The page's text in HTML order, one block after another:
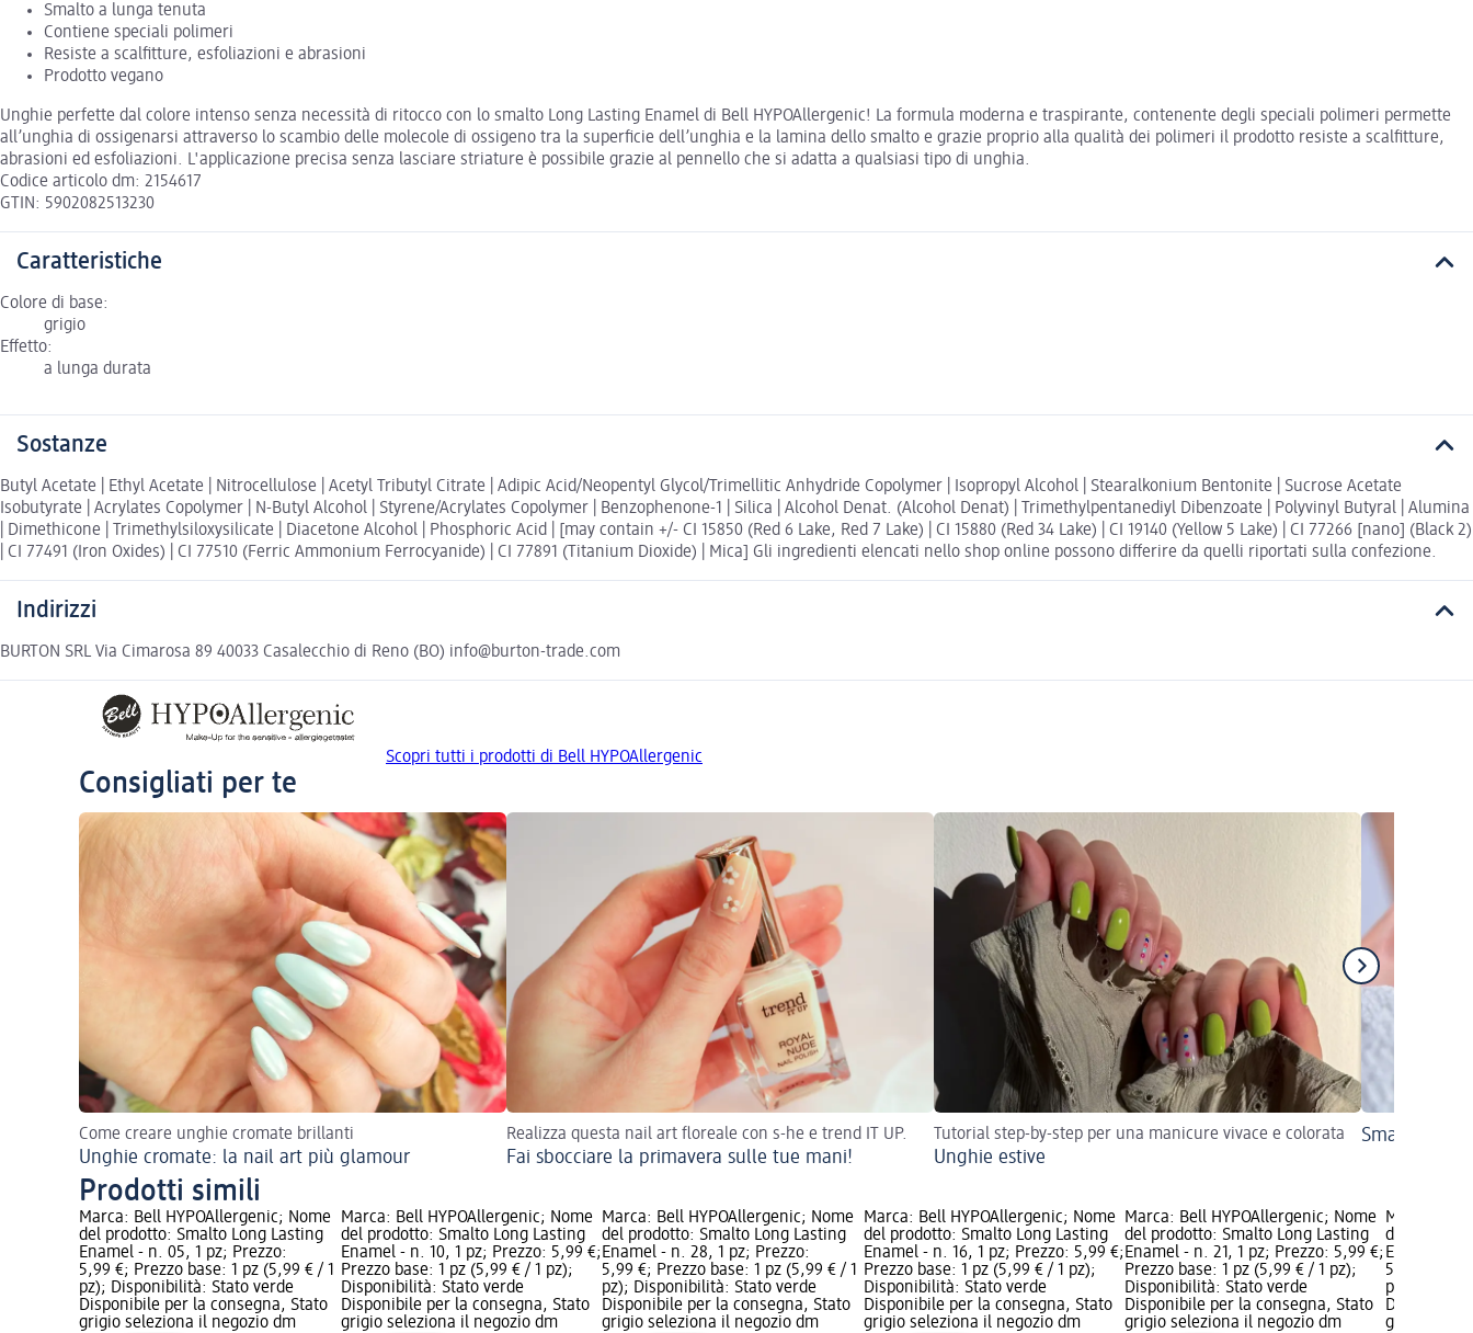
Smalto a lunga tenuta
Contiene speciali polimeri
Resiste a scalfitture, esfoliazioni e abrasioni
Prodotto vegano
Unghie perfette dal colore intenso senza necessità di ritocco con lo smalto Long Lasting Enamel di Bell HYPOAllergenic! La formula moderna e traspirante, contenente degli speciali polimeri permette
all’unghia di ossigenarsi attraverso lo scambio delle molecole di ossigeno tra la superficie dell’unghia e la lamina dello smalto e grazie proprio alla qualità dei polimeri il prodotto resiste a scalfitture,
abrasioni ed esfoliazioni. L'applicazione precisa senza lasciare striature è possibile grazie al pennello che si adatta a qualsiasi tipo di unghia.
Codice articolo dm: 2154617
GTIN: 5902082513230
Caratteristiche
Colore di base:
grigio
Effetto:
a lunga durata
Sostanze
Butyl Acetate | Ethyl Acetate | Nitrocellulose | Acetyl Tributyl Citrate | Adipic Acid/Neopentyl Glycol/Trimellitic Anhydride Copolymer | Isopropyl Alcohol | Stearalkonium Bentonite | Sucrose Acetate
Isobutyrate | Acrylates Copolymer | N-Butyl Alcohol | Styrene/Acrylates Copolymer | Benzophenone-1 | Silica | Alcohol Denat. (Alcohol Denat) | Trimethylpentanediyl Dibenzoate | Polyvinyl Butyral | Alumina
| Dimethicone | Trimethylsiloxysilicate | Diacetone Alcohol | Phosphoric Acid | [may contain +/- CI 15850 (Red 6 Lake, Red 7 Lake) | CI 15880 (Red 34 Lake) | CI 19140 (Yellow 5 Lake) | CI 77266 [nano] (Black 2)
| CI 77491 (Iron Oxides) | CI 77510 (Ferric Ammonium Ferrocyanide) | CI 77891 (Titanium Dioxide) | Mica] Gli ingredienti elencati nello shop online possono differire da quelli riportati sulla confezione.
Indirizzi
BURTON SRL Via Cimarosa 89 40033 Casalecchio di Reno (BO) info@burton-trade.com
Scopri tutti i prodotti di Bell HYPOAllergenic
Consigliati per te
Come creare unghie cromate brillanti
Unghie cromate: la nail art più glamour
Realizza questa nail art floreale con s-he e trend IT UP.
Fai sbocciare la primavera sulle tue mani!
Tutorial step-by-step per una manicure vivace e colorata
Unghie estive
Smalto
Prodotti simili
Marca: Bell HYPOAllergenic; Nome
del prodotto: Smalto Long Lasting
Enamel - n. 05, 1 pz; Prezzo:
5,99 €; Prezzo base: 1 pz (5,99 € / 1
pz); Disponibilità: Stato verde
Disponibile per la consegna, Stato
grigio seleziona il negozio dm
Marca: Bell HYPOAllergenic; Nome
del prodotto: Smalto Long Lasting
Enamel - n. 10, 1 pz; Prezzo: 5,99 €;
Prezzo base: 1 pz (5,99 € / 1 pz);
Disponibilità: Stato verde
Disponibile per la consegna, Stato
grigio seleziona il negozio dm
Marca: Bell HYPOAllergenic; Nome
del prodotto: Smalto Long Lasting
Enamel - n. 28, 1 pz; Prezzo:
5,99 €; Prezzo base: 1 pz (5,99 € / 1
pz); Disponibilità: Stato verde
Disponibile per la consegna, Stato
grigio seleziona il negozio dm
Marca: Bell HYPOAllergenic; Nome
del prodotto: Smalto Long Lasting
Enamel - n. 16, 1 pz; Prezzo: 5,99 €;
Prezzo base: 1 pz (5,99 € / 1 pz);
Disponibilità: Stato verde
Disponibile per la consegna, Stato
grigio seleziona il negozio dm
Marca: Bell HYPOAllergenic; Nome
del prodotto: Smalto Long Lasting
Enamel - n. 21, 1 pz; Prezzo: 5,99 €;
Prezzo base: 1 pz (5,99 € / 1 pz);
Disponibilità: Stato verde
Disponibile per la consegna, Stato
grigio seleziona il negozio dm
Marca: Bell
del
Enamel -
5,99 €;
pz);
Disponibile
grigio